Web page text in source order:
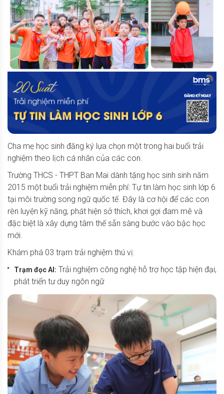
Cha mẹ học sinh đăng ký lựa chọn một trong hai buổi trải
nghiệm theo lịch cá nhân của các con.
Trường THCS - THPT Ban Mai dành tặng học sinh sinh năm
2015 một buổi trải nghiệm miễn phí: Tự tin làm học sinh lớp 6
tại môi trường song ngữ quốc tế. Đây là cơ hội để các con
rèn luyện kỹ năng, phát hiện sở thích, khơi gợi đam mê và
đặc biệt là xây dựng tâm thế sẵn sàng bước vào bậc học
mới.
Khám phá 03 trạm trải nghiệm thú vị:
Trạm đọc AI: Trải nghiệm công nghệ hỗ trợ học tập hiện đại,
phát triển tư duy ngôn ngữ